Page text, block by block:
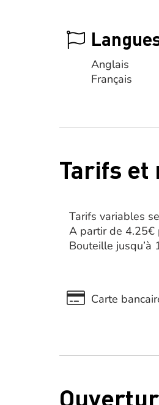
Anglais
Français
Tarifs et
Tarifs variables
A partir de 4.25€
Bouteille jusqu’à
Carte